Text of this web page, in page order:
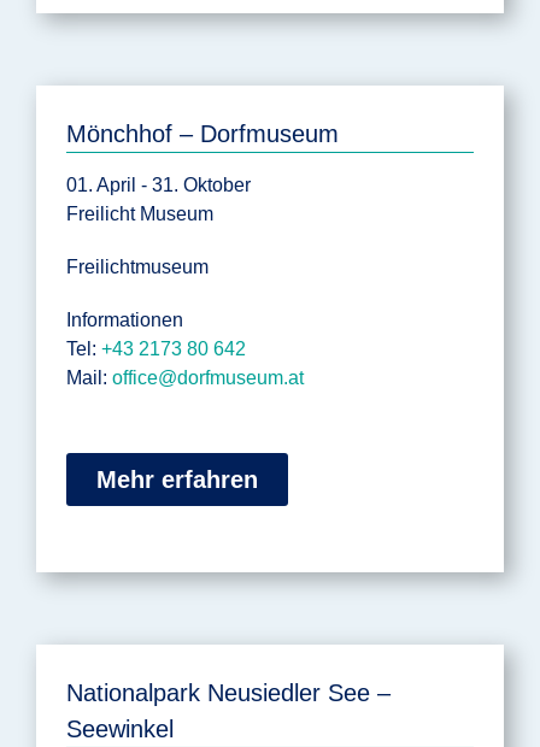
Mönchhof – Dorfmuseum
01. April - 31. Oktober
Freilicht Museum
Freilichtmuseum
Informationen
Tel: +43 2173 80 642
Mail: office@dorfmuseum.at
Mehr erfahren
Nationalpark Neusiedler See –
Seewinkel